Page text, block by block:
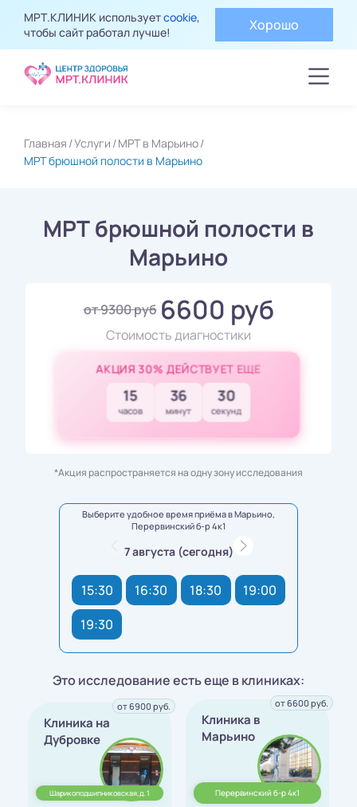
МРТ.КЛИНИК используетcookie,
чтобы сайт работал лучше!
Хорошо
Главная Услуги МРТ в Марьино
МРТ брюшной полости в Марьино
МРТ брюшной полости в
Марьино
от 9300 руб 6600 руб
Стоимость диагностики
АКЦИЯ 30% ДЕЙСТВУЕТ ЕЩЕ
15
часов
36
минут
28
секунд
*Акция распространяется на одну зону исследования
Выберите удобное время приёма в Марьино,
Перервинский б-р 4к1
7 августа (сегодня)
15:30 16:30 18:30
19:00
19:30
Это исследование есть еще в клиниках:
Клиника на
Дубровке
Шарикоподшипниковская,д. 1
от 6900 руб.
Клиника в
Марьино
Перервинский б-р 4к1
от 6600 руб.